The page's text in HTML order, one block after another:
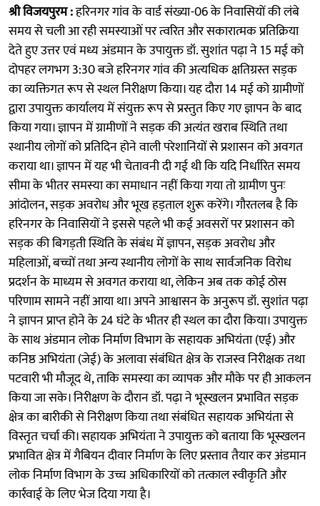
श्री विजयपुरम :हरिनगर गांव के वार्ड संख्या-06 के निवासियों की लंबे
समय से चली आ रही समस्याओं पर त्वरित और सकारात्मक प्रतिक्रिया
देते हुए उत्तर एवं मध्य अंडमान के उपायुक्त डॉ. सुशांत पढ़ा ने 15 मई को
दोपहर लगभग 3:30 बजे हरिनगर गांव की अत्यधिक क्षतिग्रस्त सड़क
का व्यक्तिगत रूप से स्थल निरीक्षण किया। यह दौरा 14 मई को ग्रामीणों
द्वारा उपायुक्त कार्यालय में संयुक्त रूप से प्रस्तुत किए गए ज्ञापन के बाद
किया गया। ज्ञापन में ग्रामीणों ने सड़क की अत्यंत खराब स्थिति तथा
स्थानीय लोगों को प्रतिदिन होने वाली परेशानियों से प्रशासन को अवगत
कराया था। ज्ञापन में यह भी चेतावनी दी गई थी कि यदि निर्धारित समय
सीमा के भीतर समस्या का समाधान नहीं किया गया तो ग्रामीण पुनः
आंदोलन, सड़क अवरोध और भूख हड़ताल शुरू करेंगे। गौरतलब है कि
हरिनगर के निवासियों ने इससे पहले भी कई अवसरों पर प्रशासन को
सड़क की बिगड़ती स्थिति के संबंध में ज्ञापन, सड़क अवरोध और
महिलाओं, बच्चों तथा अन्य स्थानीय लोगों के साथ सार्वजनिक विरोध
प्रदर्शन के माध्यम से अवगत कराया था, लेकिन अब तक कोई ठोस
परिणाम सामने नहीं आया था। अपने आश्वासन के अनुरूप डॉ. सुशांत पढ़ा
ने ज्ञापन प्राप्त होने के 24 घंटे के भीतर ही स्थल का दौरा किया। उपायुक्त
के साथ अंडमान लोक निर्माण विभाग के सहायक अभियंता (एई) और
कनिष्ठ अभियंता (जेई) के अलावा संबंधित क्षेत्र के राजस्व निरीक्षक तथा
पटवारी भी मौजूद थे, ताकि समस्या का व्यापक और मौके पर ही आकलन
किया जा सके। निरीक्षण के दौरान डॉ. पढ़ा ने भूस्खलन प्रभावित सड़क
क्षेत्र का बारीकी से निरीक्षण किया तथा संबंधित सहायक अभियंता से
विस्तृत चर्चा की। सहायक अभियंता ने उपायुक्त को बताया कि भूस्खलन
प्रभावित क्षेत्र में गैबियन दीवार निर्माण के लिए प्रस्ताव तैयार कर अंडमान
लोक निर्माण विभाग के उच्च अधिकारियों को तत्काल स्वीकृति और
कार्रवाई के लिए भेज दिया गया है।